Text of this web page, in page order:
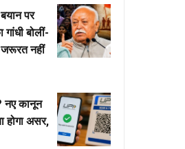
पर
गांधी बोलीं-
जरूरत नहीं
नए कानून
होगा असर,